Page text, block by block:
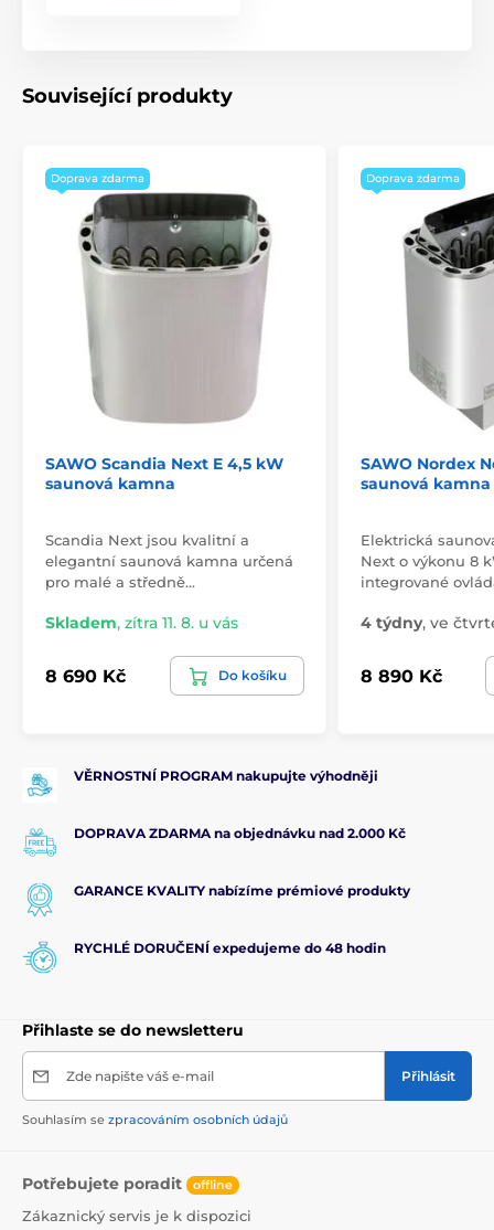
Související produkty
Doprava zdarma
SAWO Scandia Next E 4,5 kW
saunová kamna
Scandia Next jsou kvalitní a
elegantní saunová kamna určená
pro malé a středně…
Skladem, zítra 11. 8. u vás
8 690 Kč Do košíku
Doprava zdarma
SAWO Nordex
saunová kamna
Elektrická
Next o výkonu 8
integrované
4 týdny, ve
8 890 Kč
VĚRNOSTNÍ PROGRAM nakupujte výhodněji
DOPRAVA ZDARMA na objednávku nad 2.000 Kč
GARANCE KVALITY nabízíme prémiové produkty
RYCHLÉ DORUČENÍ expedujeme do 48 hodin
Přihlaste se do newsletteru
Zde napište váš e-mail Přihlásit
Souhlasím se zpracováním osobních údajů
Potřebujete poradit offline
Zákaznický servis je k dispozici